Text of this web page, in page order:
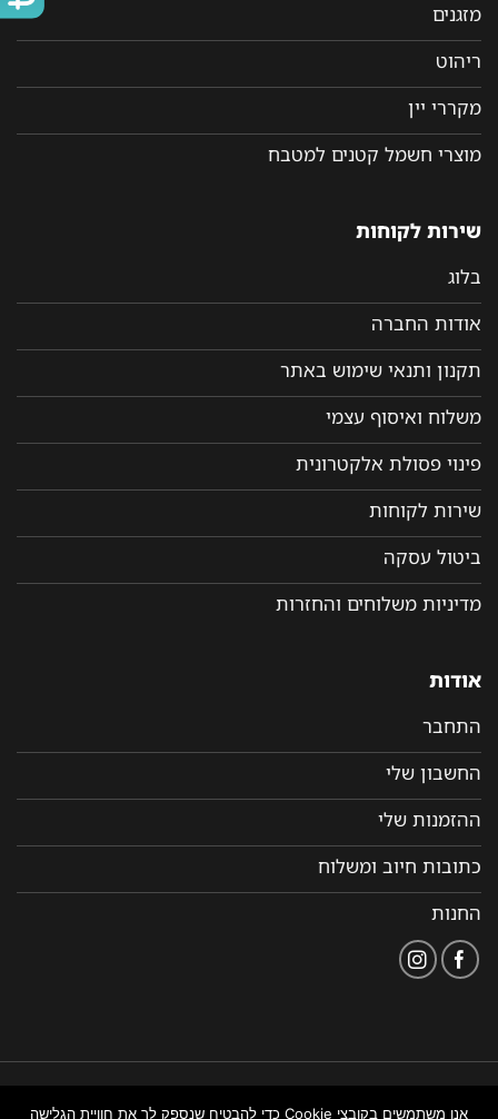
מזגנים
ריהוט
מקררי יין
מוצרי חשמל קטנים למטבח
שירות לקוחות
בלוג
אודות החברה
תקנון ותנאי שימוש באתר
משלוח ואיסוף עצמי
פינוי פסולת אלקטרונית
שירות לקוחות
ביטול עסקה
מדיניות משלוחים והחזרות
אודות
התחבר
החשבון שלי
ההזמנות שלי
כתובות חיוב ומשלוח
החנות
אנו משתמשים בקובצי Cookie כדי להבטיח שנספק לך את חוויית הגלישה